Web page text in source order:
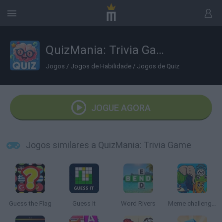
QuizMania: Trivia Game
Jogos / Jogos de Habilidade / Jogos de Quiz
JOGUE AGORA
Jogos similares a QuizMania: Trivia Game
Guess the Flag Guess It Word Rivers Meme challenge.io